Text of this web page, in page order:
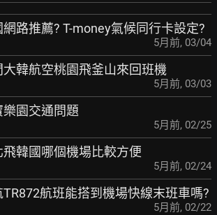
網路推薦? T-money氣候同行卡設定?
5月前, 03/04
大韓航空桃園飛釜山來回班機
5月前, 03/03
樂園交通問題
5月前, 02/25
飛韓國哪個機場比較方便
5月前, 02/24
TR872航班能搭到機場快線末班車嗎?
5月前, 02/22